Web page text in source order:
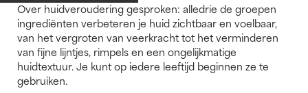
Over huidveroudering gesproken: alledrie de groepen
ingrediënten verbeteren je huid zichtbaar en voelbaar,
van het vergroten van veerkracht tot het verminderen
van fijne lijntjes, rimpels en een ongelijkmatige
huidtextuur. Je kunt op iedere leeftijd beginnen ze te
gebruiken.